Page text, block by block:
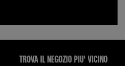
TROVA IL NEGOZIO PIU' VICINO